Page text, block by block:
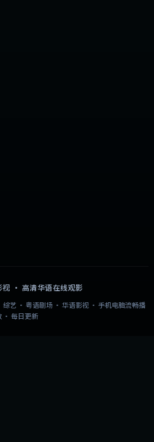
视 · 高清华语在线观影
艺 · 粤语剧场 · 华语影视 · 手机电脑流畅播
· 每日更新